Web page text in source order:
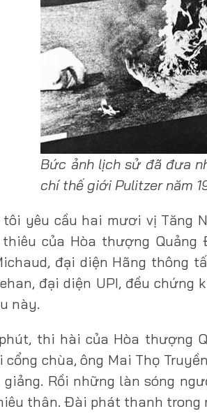
Bức ảnh lịch sử đã đưa
chí thế giới Pulitzer năm
tôi yêu cầu hai mươi vị Tăng
của Hòa thượng
đại diện Hãng thông
đại diện UPI, đều
này.
thi hài của Hòa thượng
cổng chùa, ông Mai Thọ
giảng. Rồi những làn sóng
thân. Đài phát thanh trong